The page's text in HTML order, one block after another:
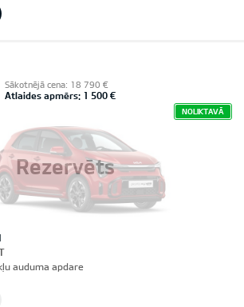
Rezervēts
Sākotnējā cena: 18 790 €
Atlaides apmērs: 1 500 €
NOLIKTAVĀ
auduma apdare